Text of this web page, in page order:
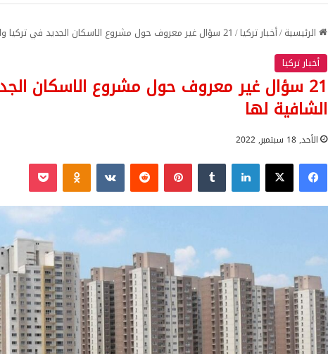
الرئيسية/أخبار تركيا/ 21 سؤال غير معروف حول مشروع الاسكان الجديد في تركيا والأجوبة الشافية لها
أخبار تركيا
21 سؤال غير معروف حول مشروع الاسكان
الشافية لها
الأحد, 18 سبتمبر, 2022
فيسبوك‫X لينكدإن بينتيريست Odnoklassniki
‫Pocket